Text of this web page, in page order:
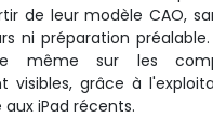
de leur modèle CAO,
ni préparation préalable.
même sur les
visibles, grâce à
aux iPad récents.